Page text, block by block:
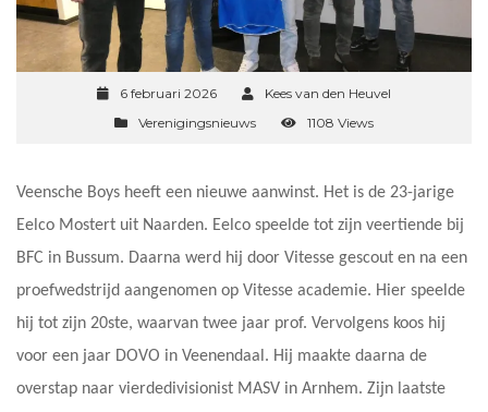
6 februari 2026
Kees van den Heuvel
Verenigingsnieuws
1108 Views
Veensche Boys heeft een nieuwe aanwinst. Het is de 23-jarige
Eelco Mostert uit Naarden. Eelco speelde tot zijn veertiende bij
BFC in Bussum. Daarna werd hij door Vitesse gescout en na een
proefwedstrijd aangenomen op Vitesse academie. Hier speelde
hij tot zijn 20ste, waarvan twee jaar prof. Vervolgens koos hij
voor een jaar DOVO in Veenendaal. Hij maakte daarna de
overstap naar vierdedivisionist MASV in Arnhem. Zijn laatste